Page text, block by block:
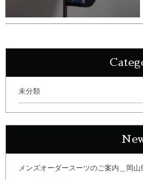
未分類
メンズオーダースーツのご案内＿岡